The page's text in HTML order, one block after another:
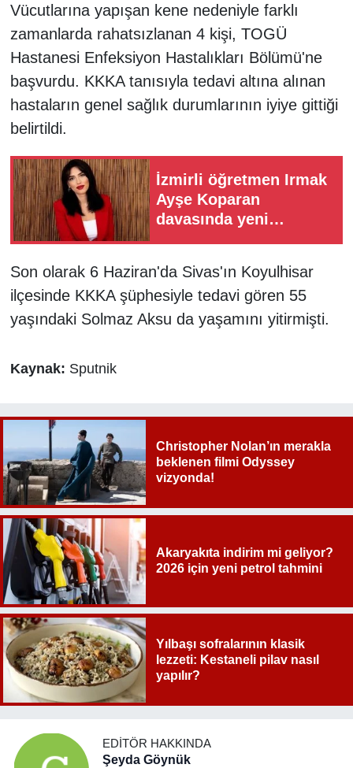
Vücutlarına yapışan kene nedeniyle farklı
zamanlarda rahatsızlanan 4 kişi, TOGÜ
Hastanesi Enfeksiyon Hastalıkları Bölümü'ne
başvurdu. KKKA tanısıyla tedavi altına alınan
hastaların genel sağlık durumlarının iyiye gittiği
belirtildi.
İzmirli öğretmen Irmak
Ayşe Koparan
davasında yeni
Son olarak 6 Haziran'da Sivas'ın Koyulhisar
ilçesinde KKKA şüphesiyle tedavi gören 55
yaşındaki Solmaz Aksu da yaşamını yitirmişti.
Kaynak: Sputnik
Christopher Nolan’ın merakla
beklenen filmi Odyssey
vizyonda!
Akaryakıta indirim mi geliyor?
2026 için yeni petrol tahmini
Yılbaşı sofralarının klasik
lezzeti: Kestaneli pilav nasıl
yapılır?
EDITÖR HAKKINDA
Şeyda Göynük